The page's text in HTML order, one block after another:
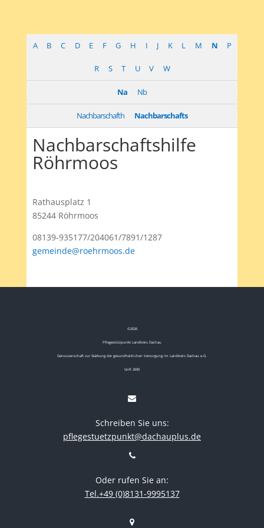
A B C D E F G H I J K L M N P
R S T U V W
Na Nb
Nachbarschafth Nachbarschafts
Nachbarschaftshilfe
Röhrmoos
Rathausplatz 1
85244 Röhrmoos
08139-935177/204061/7891/1287
gemeinde@roehrmoos.de
©2026
Pflegestützpunkt Landkreis Dachau
Genossenschaft zur Stärkung der gesundheitlichen Versorgung im Landkreis Dachau e.G.
GnR 2690
Schreiben Sie uns:
pflegestuetzpunkt@dachauplus.de
Oder rufen Sie an:
Tel.+49 (0)8131-9995137